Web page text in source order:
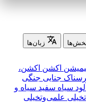
زبان‌ها
اکشن اکشن،
جنایی جنگی
سیاه سفید سیاه و
علمی‌و‌تخیلی